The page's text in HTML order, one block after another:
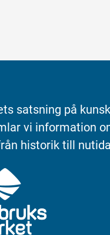
satsning på
vi information
historik till